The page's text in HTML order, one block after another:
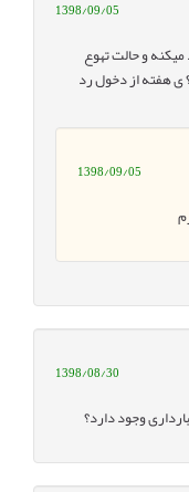
1398/09/05
و حالت تهوع
ی هفته از دخول رد
1398/09/05
1398/08/30
وجود دارد؟